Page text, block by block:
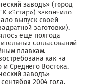
заводъ» (город
«Эстар») закончило
выпуск своей
заготовки).
еще полгода
согласований
плавкам.
как на
Среднего Востока.
заводъ»
2004 года.